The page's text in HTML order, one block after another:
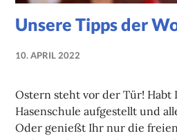
Unsere Tipps der
10. APRIL 2022
Ostern steht vor der Tür! Habt
Hasenschule aufgestellt und
Oder genießt Ihr nur die